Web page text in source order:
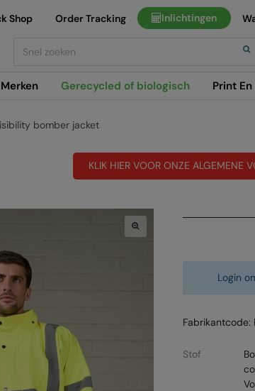
Merken Gerecycled of biologisch Print
Shop Order Tracking Inlichtingen
bomber jacket
KLIK HIER VOOR ONZE ALGEMENE
Login
Fabrikantcode:
Stof